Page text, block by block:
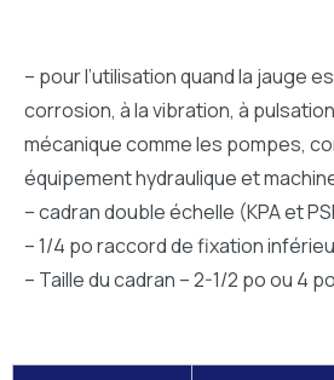
– pour l’utilisation quand la jauge
corrosion, à la vibration, à
mécanique comme les pompes,
équipement hydraulique et
– cadran double échelle (KPA et
– 1/4 po raccord de fixation
– Taille du cadran – 2-1/2 po ou 4 po